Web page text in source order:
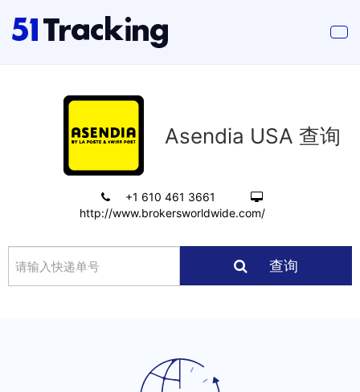
Asendia USA 查询
+1 610 461 3661
http://www.brokersworldwide.com/
查询